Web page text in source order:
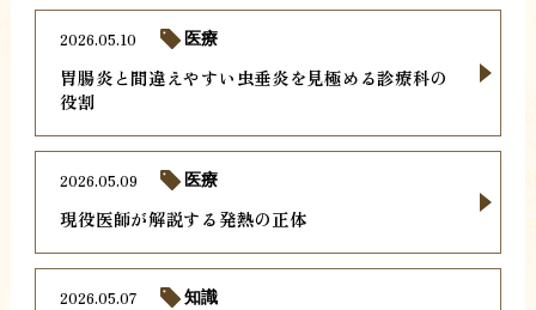
胃腸炎と間違えやすい虫垂炎を見極める診療科の
役割
2026.05.10 医療
現役医師が解説する発熱の正体
2026.05.09 医療
2026.05.07 知識